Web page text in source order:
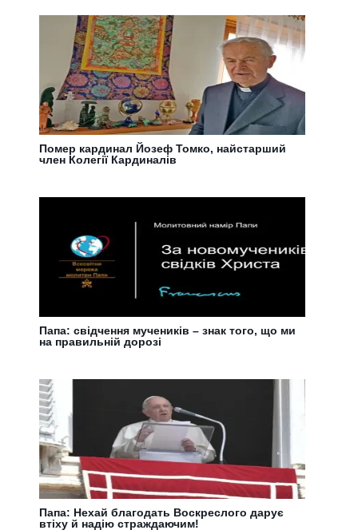
Помер кардинал Йозеф Томко, найстарший
член Колегії Кардиналів
Папа: свідчення мучеників – знак того, що ми
на правильній дорозі
Папа: Нехай благодать Воскреслого дарує
втіху й надію страждаючим!